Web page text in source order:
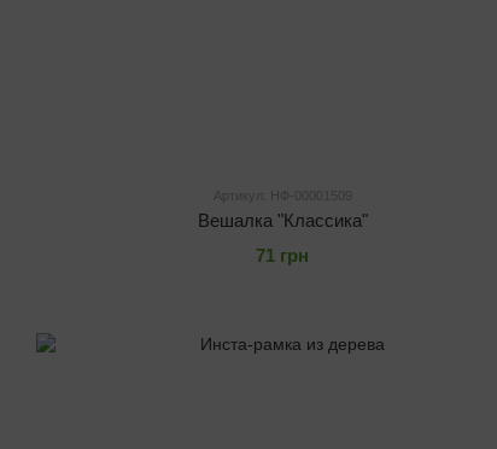
Артикул: НФ-00001509
Вешалка "Классика"
71 грн